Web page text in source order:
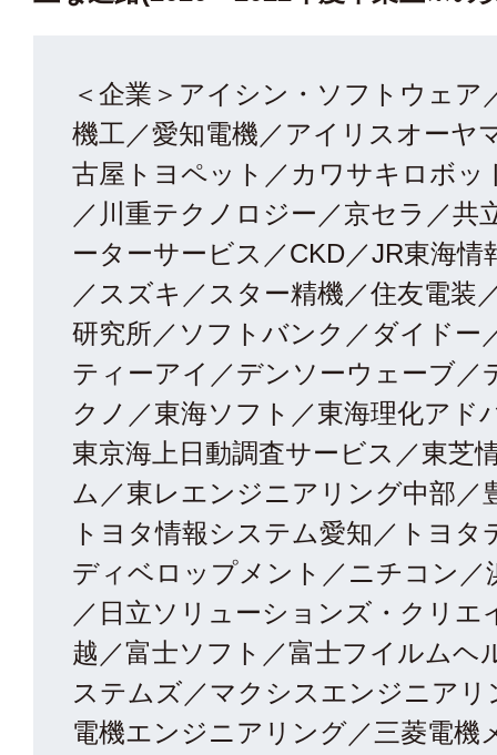
＜企業＞アイシン・ソフトウェア
機工／愛知電機／アイリスオーヤ
古屋トヨペット／カワサキロボッ
／川重テクノロジー／京セラ／共
ーターサービス／CKD／JR東海情
／スズキ／スター精機／住友電装
研究所／ソフトバンク／ダイドー
ティーアイ／デンソーウェーブ／
クノ／東海ソフト／東海理化アド
東京海上日動調査サービス／東芝
ム／東レエンジニアリング中部／
トヨタ情報システム愛知／トヨタ
ディベロップメント／ニチコン／
／日立ソリューションズ・クリエ
越／富士ソフト／富士フイルムヘ
ステムズ／マクシスエンジニアリ
電機エンジニアリング／三菱電機